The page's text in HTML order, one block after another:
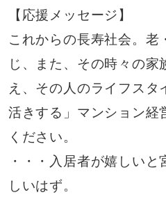
【応援メッセージ】
これからの長寿社会。老
じ、また、その時々の家
え、その人のライフスタ
活きする」マンション経
ください。
・・・入居者が嬉しい
しいはず。